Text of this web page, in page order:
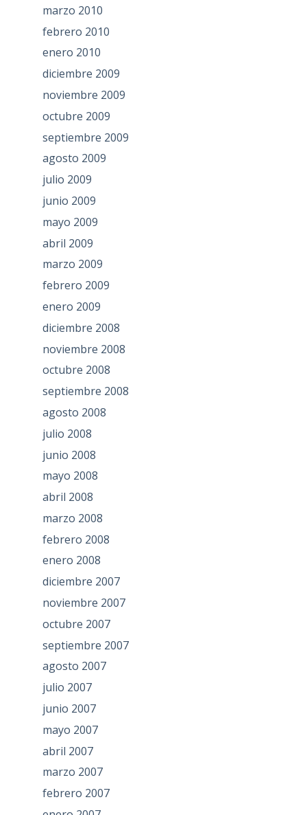
marzo 2010
febrero 2010
enero 2010
diciembre 2009
noviembre 2009
octubre 2009
septiembre 2009
agosto 2009
julio 2009
junio 2009
mayo 2009
abril 2009
marzo 2009
febrero 2009
enero 2009
diciembre 2008
noviembre 2008
octubre 2008
septiembre 2008
agosto 2008
julio 2008
junio 2008
mayo 2008
abril 2008
marzo 2008
febrero 2008
enero 2008
diciembre 2007
noviembre 2007
octubre 2007
septiembre 2007
agosto 2007
julio 2007
junio 2007
mayo 2007
abril 2007
marzo 2007
febrero 2007